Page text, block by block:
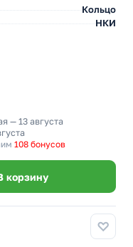
Кольцо
НКИ
— 13 августа
108 бонусов
корзину